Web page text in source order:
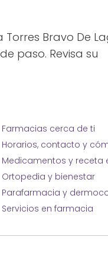
Bravo De
paso. Revisa su
Farmacias cerca de ti
Horarios, contacto y
Medicamentos y receta
Ortopedia y bienestar
Parafarmacia y
Servicios en farmacia